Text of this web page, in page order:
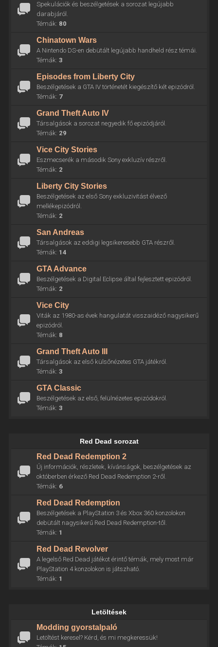
Spekulációk és beszélgetések a sorozat legújabb
darabjáról.
Témák: 80
Chinatown Wars
A Nintendo DS-en debütált legújabb handheld rész témái.
Témák: 3
Episodes from Liberty City
Beszélgetések a GTA IV történetét kiegészítő két epizódról.
Témák: 7
Grand Theft Auto IV
Társalgások a sorozat negyedik fő epizódjáról.
Témák: 29
Vice City Stories
Eszmecserék a második Sony exkluzív részről.
Témák: 2
Liberty City Stories
Beszélgetések az első Sony exkluzivitást élvező
mellékepizódról.
Témák: 2
San Andreas
Társalgások az eddigi legsikeresebb GTA részről.
Témák: 14
GTA Advance
Beszélgetések a Digital Eclipse által fejlesztett epizódról.
Témák: 2
Vice City
Viták az 1980-as évek hangulatát visszaidéző nagysikerű
epizódról.
Témák: 8
Grand Theft Auto III
Társalgások az első külsőnézetes GTA játékról.
Témák: 3
GTA Classic
Beszélgetések az első, felülnézetes epizódokról.
Témák: 3
Red Dead sorozat
Red Dead Redemption 2
Új információk, részletek, kívánságok, beszélgetések az
októberben érkező Red Dead Redemption 2-ről.
Témák: 6
Red Dead Redemption
Beszélgetések a PlayStation 3 és Xbox 360 konzolokon
debütált nagysikerű Red Dead Redemption-től.
Témák: 1
Red Dead Revolver
A legelső Red Dead játékot érintő témák, mely most már
PlayStation 4 konzolokon is játszható.
Témák: 1
Letöltések
Modding gyorstalpaló
Letöltést keresel? Kérd, és mi megkeressük!